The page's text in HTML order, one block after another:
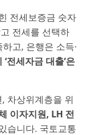
전세보증금 숫자
전세를 선택하
고, 은행은 소득·
전세자금 대출’은
차상위계층을 위
이자지원, LH 전
습니다. 국토교통